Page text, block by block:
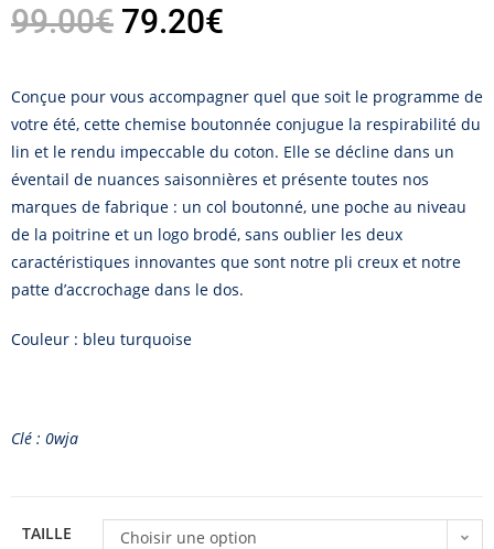
99.00€ 79.20€
Conçue pour vous accompagner quel que soit le programme de
votre été, cette chemise boutonnée conjugue la respirabilité du
lin et le rendu impeccable du coton. Elle se décline dans un
éventail de nuances saisonnières et présente toutes nos
marques de fabrique : un col boutonné, une poche au niveau
de la poitrine et un logo brodé, sans oublier les deux
caractéristiques innovantes que sont notre pli creux et notre
patte d’accrochage dans le dos.
Couleur : bleu turquoise
Clé : 0wja
TAILLE Choisir une option